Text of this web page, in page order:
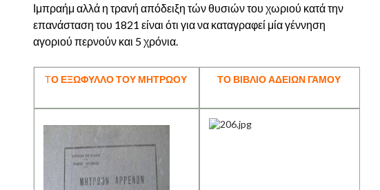
Ιμπραήμ αλλά η τρανή απόδειξη τών θυσιών του χωριού κατά την
επανάσταση του 1821 είναι ότι για να καταγραφεί μία γέννηση
αγοριού περνούν και 5 χρόνια.
ΤΟ ΕΞΩΦΥΛΛΟ ΤΟΥ ΜΗΤΡΩΟΥ ΤΟ ΒΙΒΛΙΟ ΑΔΕΙΩΝ ΓΑΜΟΥ